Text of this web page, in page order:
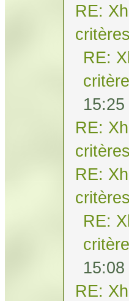
RE:
RE:
15:25
RE:
RE:
RE:
15:08
RE: